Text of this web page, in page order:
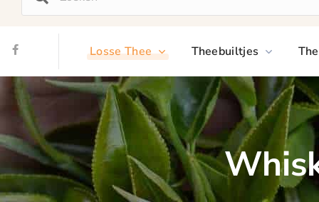
Losse Thee Theebuiltjes